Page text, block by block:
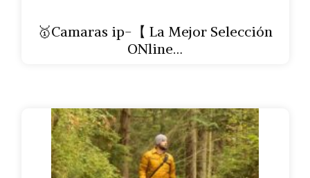
🥇Camaras ip-【 La Mejor Selección
ONline…